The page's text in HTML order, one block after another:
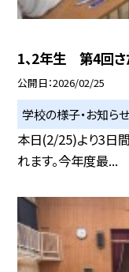
1、2年生 第4回
公開日 2026/02/25
学校の様子・お知らせ
本日(2/25)より3日
れます。今年度最...